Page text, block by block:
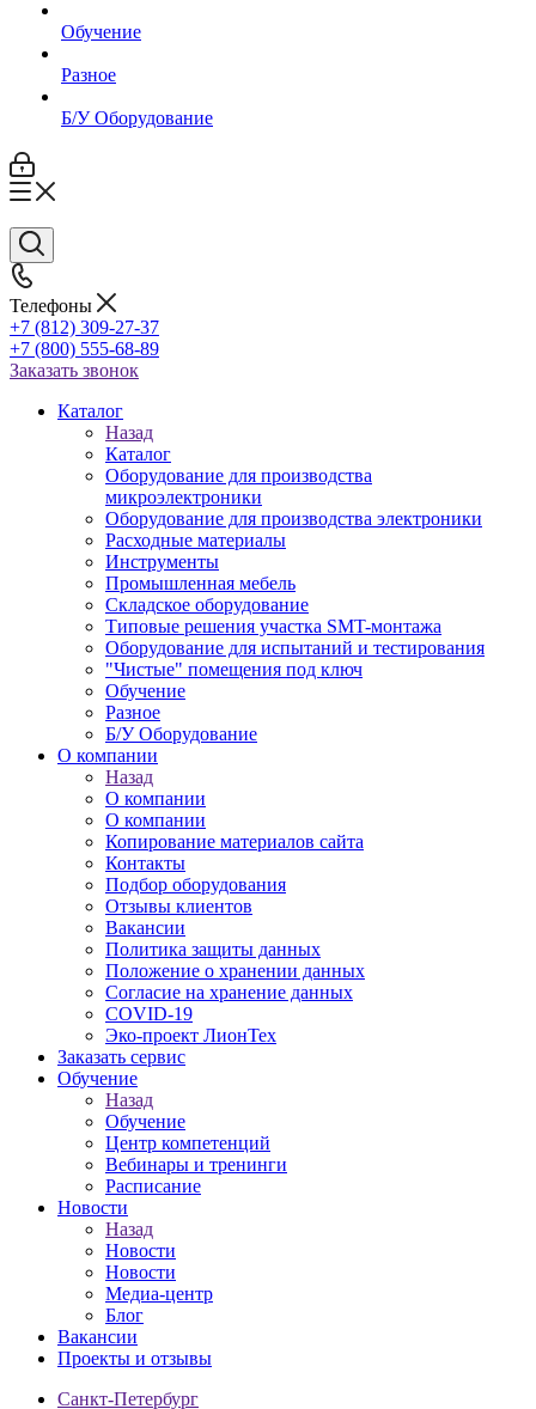
Обучение
Разное
Б/У Оборудование
Телефоны
+7 (812) 309-27-37
+7 (800) 555-68-89
Заказать звонок
Каталог
Назад
Каталог
Оборудование для производства
микроэлектроники
Оборудование для производства электроники
Расходные материалы
Инструменты
Промышленная мебель
Складское оборудование
Типовые решения участка SMT-монтажа
Оборудование для испытаний и тестирования
"Чистые" помещения под ключ
Обучение
Разное
Б/У Оборудование
О компании
Назад
О компании
О компании
Копирование материалов сайта
Контакты
Подбор оборудования
Отзывы клиентов
Вакансии
Политика защиты данных
Положение о хранении данных
Согласие на хранение данных
COVID-19
Эко-проект ЛионТех
Заказать сервис
Обучение
Назад
Обучение
Центр компетенций
Вебинары и тренинги
Расписание
Новости
Назад
Новости
Новости
Медиа-центр
Блог
Вакансии
Проекты и отзывы
Санкт-Петербург